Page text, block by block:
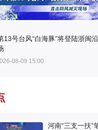
13号台风“白海豚”将登陆浙闽
08-09 15:00
河南“三支一扶”